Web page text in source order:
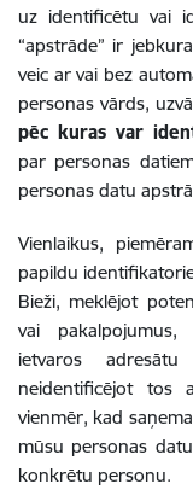
uz identificētu vai
“apstrāde” ir
veic ar vai bez
personas vārds,
pēc kuras var
par personas
personas datu
Vienlaikus,
papildu
Bieži, meklējot
vai pakalpojumus,
ietvaros
neidentificējot
vienmēr, kad
mūsu personas
konkrētu personu.